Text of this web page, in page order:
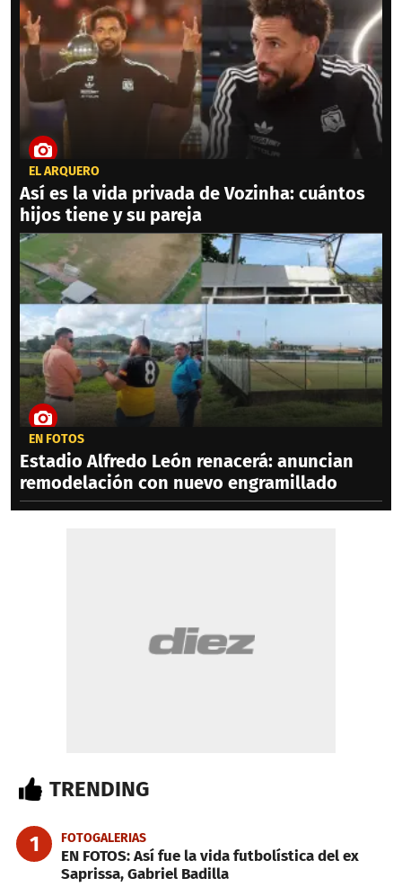
EL ARQUERO
Así es la vida privada de Vozinha: cuántos
hijos tiene y su pareja
EN FOTOS
Estadio Alfredo León renacerá: anuncian
remodelación con nuevo engramillado
TRENDING
1 FOTOGALERIAS
EN FOTOS: Así fue la vida futbolística del ex
Saprissa, Gabriel Badilla